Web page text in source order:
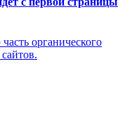
органического